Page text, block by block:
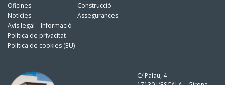
Oficines
Notícies
Avís legal – Informació
Política de privacitat
Política de cookies (EU)
Construcció
Assegurances
C/ Palau, 4